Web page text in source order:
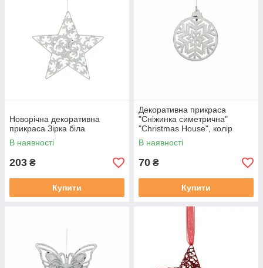
Новорічна декоративна
прикраса Зірка біла
В наявності
203 ₴
Купити
Декоративна прикраса
"Сніжинка симетрична"
"Christmas House", колір
білий
В наявності
70 ₴
Купити